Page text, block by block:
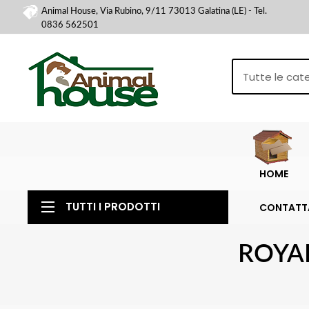
Animal House, Via Rubino, 9/11 73013 Galatina (LE) - Tel.
0836 562501
HOME
TUTTI I PRODOTTI